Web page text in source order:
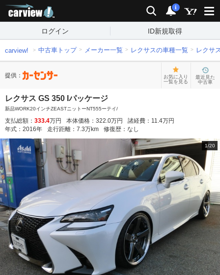
検索 通知
i
ログイン ID新規取得
carview! 中古車トップ メーカー一覧 レクサスの車種一覧 レクサ
提供：
お気に入り
一覧を見る
最近見た
中古車
レクサス GS 350 Iパッケージ
新品WORK20インチZEASTニットーNT555ーテイ/
支払総額： 333.4万円 本体価格： 322.0万円 諸経費： 11.4万円
年式： 2016年 走行距離： 7.3万km 修復歴： なし
1/20